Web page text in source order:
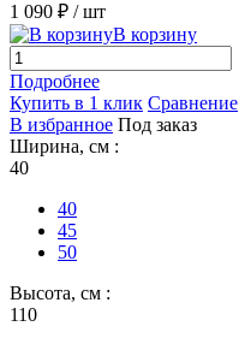
1 090 ₽ / шт
В корзину
Подробнее
Купить в 1 клик Сравнение
В избранное Под заказ
Ширина, см :
40
40
45
50
Высота, см :
110